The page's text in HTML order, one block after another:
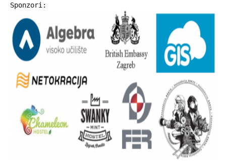
Sponzori: